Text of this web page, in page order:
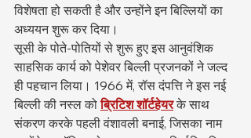
विशेषता हो सकती है और उन्होंने इन बिल्लियों का
अध्ययन शुरू कर दिया।
सूसी के पोते-पोतियों से शुरू हुए इस आनुवंशिक
साहसिक कार्य को पेशेवर बिल्ली प्रजनकों ने जल्द
ही पहचान लिया। 1966 में, रॉस दंपत्ति ने इस नई
बिल्ली की नस्ल को ब्रिटिश शॉर्टहेयर के साथ
संकरण करके पहली वंशावली बनाई, जिसका नाम